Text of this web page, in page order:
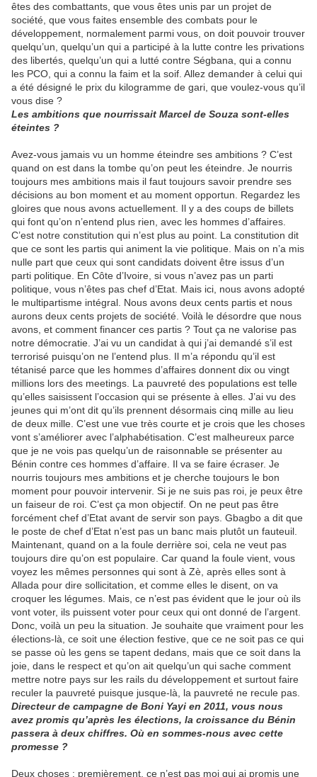
êtes des combattants, que vous êtes unis par un projet de
société, que vous faites ensemble des combats pour le
développement, normalement parmi vous, on doit pouvoir trouver
quelqu’un, quelqu’un qui a participé à la lutte contre les privations
des libertés, quelqu’un qui a lutté contre Ségbana, qui a connu
les PCO, qui a connu la faim et la soif. Allez demander à celui qui
a été désigné le prix du kilogramme de gari, que voulez-vous qu’il
vous dise ?
Les ambitions que nourrissait Marcel de Souza sont-elles
éteintes ?
Avez-vous jamais vu un homme éteindre ses ambitions ? C’est
quand on est dans la tombe qu’on peut les éteindre. Je nourris
toujours mes ambitions mais il faut toujours savoir prendre ses
décisions au bon moment et au moment opportun. Regardez les
gloires que nous avons actuellement. Il y a des coups de billets
qui font qu’on n’entend plus rien, avec les hommes d’affaires.
C’est notre constitution qui n’est plus au point. La constitution dit
que ce sont les partis qui animent la vie politique. Mais on n’a mis
nulle part que ceux qui sont candidats doivent être issus d’un
parti politique. En Côte d’Ivoire, si vous n’avez pas un parti
politique, vous n’êtes pas chef d’Etat. Mais ici, nous avons adopté
le multipartisme intégral. Nous avons deux cents partis et nous
aurons deux cents projets de société. Voilà le désordre que nous
avons, et comment financer ces partis ? Tout ça ne valorise pas
notre démocratie. J’ai vu un candidat à qui j’ai demandé s’il est
terrorisé puisqu’on ne l’entend plus. Il m’a répondu qu’il est
tétanisé parce que les hommes d’affaires donnent dix ou vingt
millions lors des meetings. La pauvreté des populations est telle
qu’elles saisissent l’occasion qui se présente à elles. J’ai vu des
jeunes qui m’ont dit qu’ils prennent désormais cinq mille au lieu
de deux mille. C’est une vue très courte et je crois que les choses
vont s’améliorer avec l’alphabétisation. C’est malheureux parce
que je ne vois pas quelqu’un de raisonnable se présenter au
Bénin contre ces hommes d’affaire. Il va se faire écraser. Je
nourris toujours mes ambitions et je cherche toujours le bon
moment pour pouvoir intervenir. Si je ne suis pas roi, je peux être
un faiseur de roi. C’est ça mon objectif. On ne peut pas être
forcément chef d’Etat avant de servir son pays. Gbagbo a dit que
le poste de chef d’Etat n’est pas un banc mais plutôt un fauteuil.
Maintenant, quand on a la foule derrière soi, cela ne veut pas
toujours dire qu’on est populaire. Car quand la foule vient, vous
voyez les mêmes personnes qui sont à Zè, après elles sont à
Allada pour dire sollicitation, et comme elles le disent, on va
croquer les légumes. Mais, ce n’est pas évident que le jour où ils
vont voter, ils puissent voter pour ceux qui ont donné de l’argent.
Donc, voilà un peu la situation. Je souhaite que vraiment pour les
élections-là, ce soit une élection festive, que ce ne soit pas ce qui
se passe où les gens se tapent dedans, mais que ce soit dans la
joie, dans le respect et qu’on ait quelqu’un qui sache comment
mettre notre pays sur les rails du développement et surtout faire
reculer la pauvreté puisque jusque-là, la pauvreté ne recule pas.
Directeur de campagne de Boni Yayi en 2011, vous nous
avez promis qu’après les élections, la croissance du Bénin
passera à deux chiffres. Où en sommes-nous avec cette
promesse ?
Deux choses : premièrement, ce n’est pas moi qui ai promis une